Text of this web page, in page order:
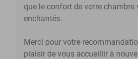
que le confort de votre chambre
enchantés.
Merci pour votre
plaisir de vous accueillir à